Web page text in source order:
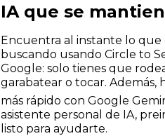
IA que se
Encuentra al instante lo que
buscando usando Circle to
Google: solo tienes que
garabatear o tocar. Además,
más rápido con Google
asistente personal de IA,
listo para ayudarte.